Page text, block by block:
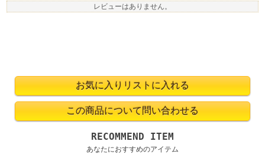
レビューはありません。
RECOMMEND ITEM
あなたにおすすめのアイテム